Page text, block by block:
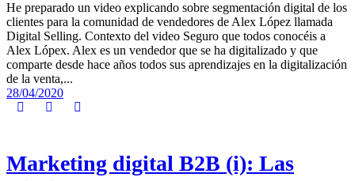
He preparado un video explicando sobre segmentación digital de los
clientes para la comunidad de vendedores de Alex López llamada
Digital Selling. Contexto del video Seguro que todos conocéis a
Alex Lópex. Alex es un vendedor que se ha digitalizado y que
comparte desde hace años todos sus aprendizajes en la digitalización
de la venta,...
28/04/2020
Marketing digital B2B (i): Las